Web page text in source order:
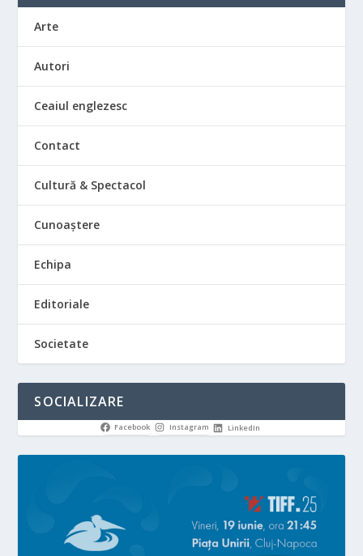
Arte
Autori
Ceaiul englezesc
Contact
Cultură & Spectacol
Cunoaștere
Echipa
Editoriale
Societate
SOCIALIZARE
Facebook Instagram LinkedIn